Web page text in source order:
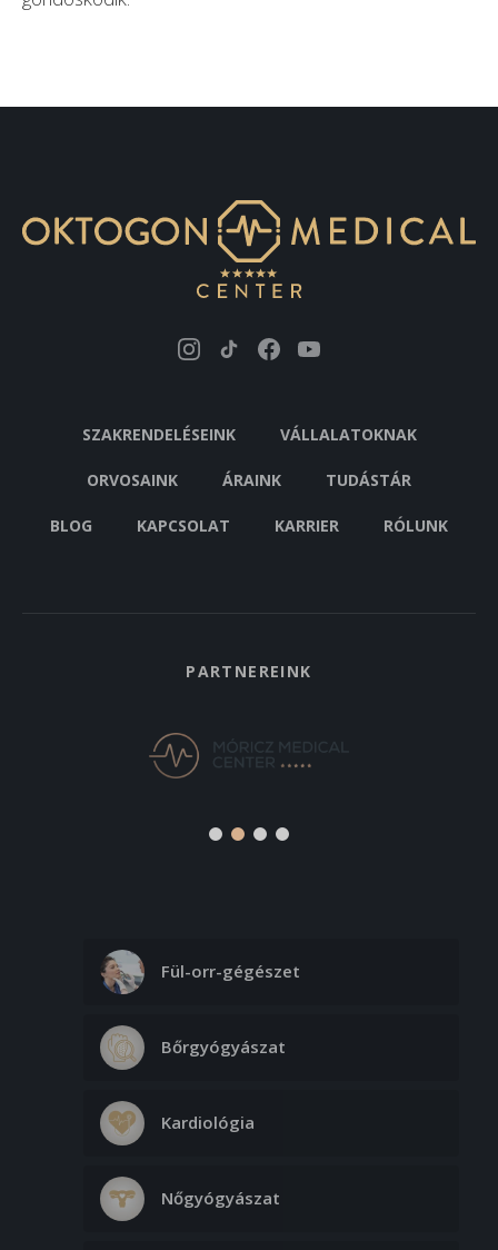
SZAKRENDELÉSEINK VÁLLALATOKNAK
ORVOSAINK ÁRAINK TUDÁSTÁR
BLOG KAPCSOLAT KARRIER RÓLUNK
PARTNEREINK
Fül-orr-gégészet
Bőrgyógyászat
Kardiológia
Nőgyógyászat